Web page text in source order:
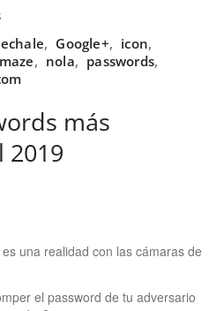
echale, Google+, icon,
maze, nola, passwords,
más
2019
una realidad con las cámaras de
el password de tu adversario